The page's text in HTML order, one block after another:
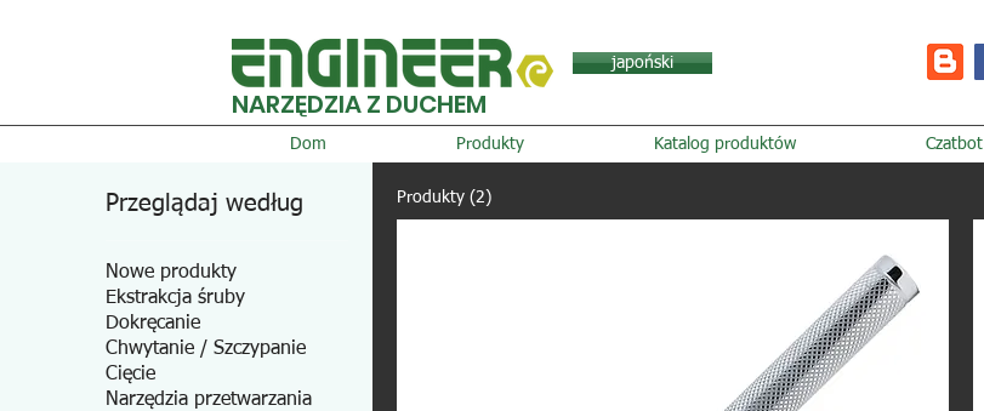
japoński
NARZĘDZIA Z DUCHEM
Dom Produkty Katalog produktów Czatbot
Przeglądaj według
Nowe produkty
Ekstrakcja śruby
Dokręcanie
Chwytanie / Szczypanie
Cięcie
Narzędzia przetwarzania
Produkty (2)